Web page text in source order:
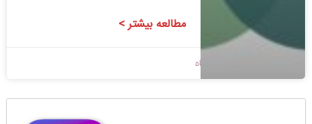
مطالعه بیشتر >
بدون دیدگاه